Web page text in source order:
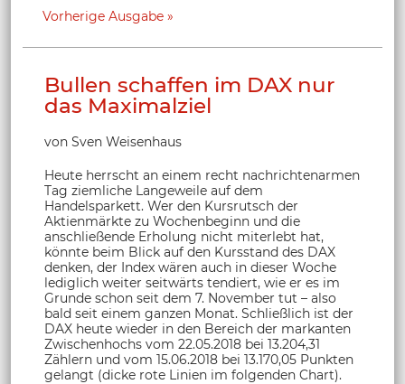
Vorherige Ausgabe
Bullen schaffen im DAX nur
das Maximalziel
von Sven Weisenhaus
Heute herrscht an einem recht nachrichtenarmen
Tag ziemliche Langeweile auf dem
Handelsparkett. Wer den Kursrutsch der
Aktienmärkte zu Wochenbeginn und die
anschließende Erholung nicht miterlebt hat,
könnte beim Blick auf den Kursstand des DAX
denken, der Index wären auch in dieser Woche
lediglich weiter seitwärts tendiert, wie er es im
Grunde schon seit dem 7. November tut – also
bald seit einem ganzen Monat. Schließlich ist der
DAX heute wieder in den Bereich der markanten
Zwischenhochs vom 22.05.2018 bei 13.204,31
Zählern und vom 15.06.2018 bei 13.170,05 Punkten
gelangt (dicke rote Linien im folgenden Chart).